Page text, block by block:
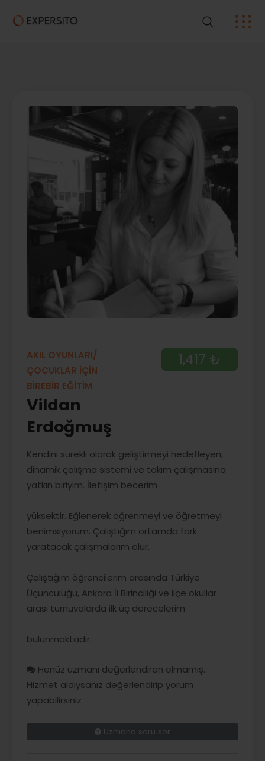
AKIL OYUNLARI/
ÇOCUKLAR İÇİN
BİREBİR EĞİTİM
Vildan
Erdoğmuş
1,417 ₺
Kendini sürekli olarak geliştirmeyi hedefleyen,
dinamik çalışma sistemi ve takım çalışmasına
yatkın biriyim. İletişim becerim
yüksektir. Eğlenerek öğrenmeyi ve öğretmeyi
benimsiyorum. Çalıştığım ortamda fark
yaratacak çalışmalarım olur.
Çalıştığım öğrencilerim arasında Türkiye
Üçüncülüğü, Ankara İl Birinciliği ve ilçe okullar
arası turnuvalarda ilk üç derecelerim
bulunmaktadır.
Henüz uzmanı değerlendiren olmamış.
Hizmet aldıysanız değerlendirip yorum
yapabilirsiniz
Uzmana soru sor